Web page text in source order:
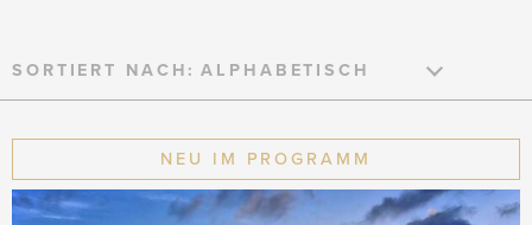
SORTIERT NACH:
NEU IM PROGRAMM